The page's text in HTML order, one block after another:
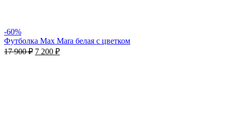
-60%
Футболка Max Mara белая с цветком
17 900₽ 7 200 ₽